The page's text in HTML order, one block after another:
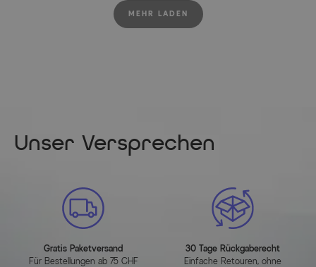
MEHR LADEN
Unser Versprechen
Gratis Paketversand
Für Bestellungen ab 75 CHF
30 Tage Rückgaberecht
Einfache Retouren, ohne